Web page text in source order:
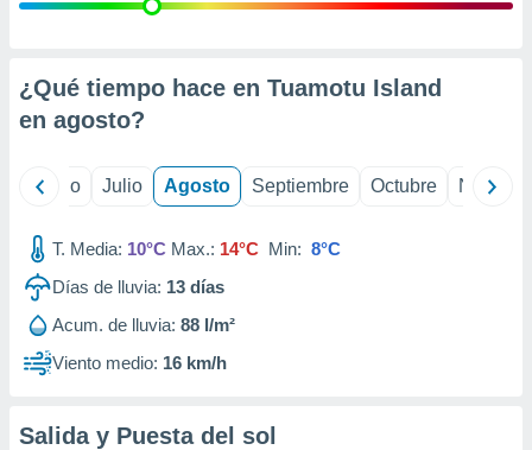
e
mediante
de
1199
¿Qué tiempo hace en Tuamotu Island
en agosto?
Junio Julio Agosto Septiembre Octubre
T. Media: 10°C Max.: 14°C Min: 8°C
Días de lluvia: 13 días
Acum. de lluvia: 88 l/m²
Viento medio: 16 km/h
Salida y Puesta del sol